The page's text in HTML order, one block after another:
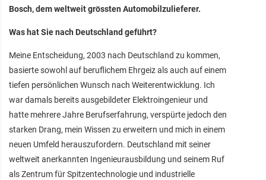
Bosch, dem weltweit grössten Automobilzulieferer.
Was hat Sie nach Deutschland geführt?
Meine Entscheidung, 2003 nach Deutschland zu kommen,
basierte sowohl auf beruflichem Ehrgeiz als auch auf einem
tiefen persönlichen Wunsch nach Weiterentwicklung. Ich
war damals bereits ausgebildeter Elektroingenieur und
hatte mehrere Jahre Berufserfahrung, verspürte jedoch den
starken Drang, mein Wissen zu erweitern und mich in einem
neuen Umfeld herauszufordern. Deutschland mit seiner
weltweit anerkannten Ingenieurausbildung und seinem Ruf
als Zentrum für Spitzentechnologie und industrielle